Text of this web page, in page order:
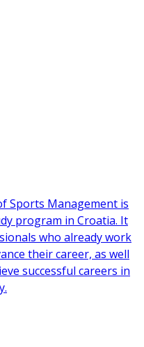
Sports Management is
program in Croatia. It
who already work
their career, as well
successful careers in